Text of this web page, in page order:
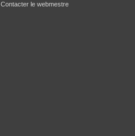
Contacter le webmestre